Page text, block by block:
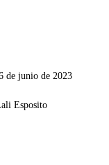
de junio de 2023